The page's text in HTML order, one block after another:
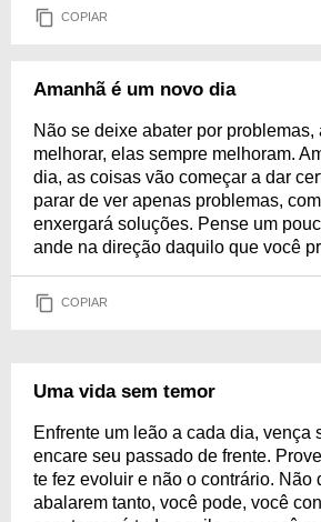
COPIAR
Amanhã é um novo dia
Não se deixe abater por problemas,
melhorar, elas sempre melhoram.
dia, as coisas vão começar a dar
parar de ver apenas problemas,
enxergará soluções. Pense um
ande na direção daquilo que você
COPIAR
Uma vida sem temor
Enfrente um leão a cada dia, vença
encare seu passado de frente.
te fez evoluir e não o contrário. Não
abalarem tanto, você pode, você